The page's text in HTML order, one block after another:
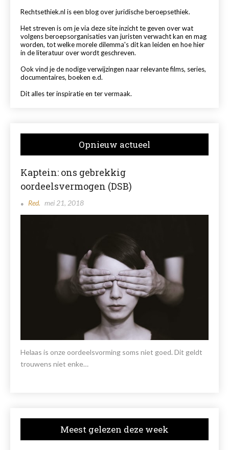
Rechtsethiek.nl is een blog over juridische beroepsethiek.
Het streven is om je via deze site inzicht te geven over wat
volgens beroepsorganisaties van juristen verwacht kan en mag
worden, tot welke morele dilemma's dit kan leiden en hoe hier
in de literatuur over wordt geschreven.
Ook vind je de nodige verwijzingen naar relevante films, series,
documentaires, boeken e.d.
Dit alles ter inspiratie en ter vermaak.
Opnieuw actueel
Kaptein: ons gebrekkig
oordeelsvermogen (DSB)
Red. mei 21, 2018
Helaas is onze oordeelsvorming soms niet goed. Dit geldt
trouwens niet enke…
Meest gelezen deze week